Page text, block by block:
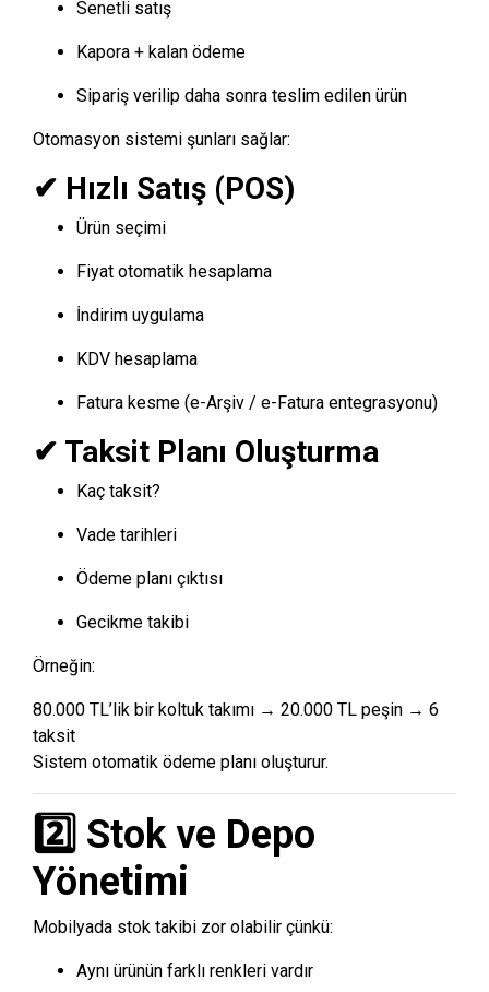
Senetli satış
Kapora + kalan ödeme
Sipariş verilip daha sonra teslim edilen ürün
Otomasyon sistemi şunları sağlar:
✔ Hızlı Satış (POS)
Ürün seçimi
Fiyat otomatik hesaplama
İndirim uygulama
KDV hesaplama
Fatura kesme (e-Arşiv / e-Fatura entegrasyonu)
✔ Taksit Planı Oluşturma
Kaç taksit?
Vade tarihleri
Ödeme planı çıktısı
Gecikme takibi
Örneğin:
80.000 TL’lik bir koltuk takımı → 20.000 TL peşin → 6
taksit
Sistem otomatik ödeme planı oluşturur.
2️⃣ Stok ve Depo
Yönetimi
Mobilyada stok takibi zor olabilir çünkü:
Aynı ürünün farklı renkleri vardır